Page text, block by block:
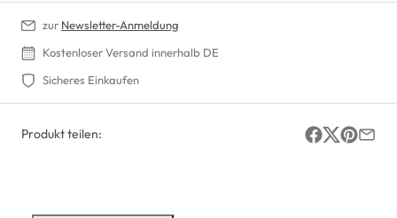
zur Newsletter-Anmeldung
Kostenloser Versand innerhalb DE
Sicheres Einkaufen
Produkt teilen: